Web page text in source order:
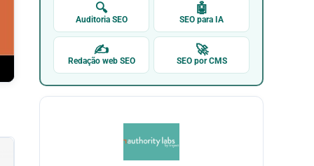
🔍
Auditoria SEO
🤖
SEO para IA
✍
Redação web SEO
🚀
SEO por CMS